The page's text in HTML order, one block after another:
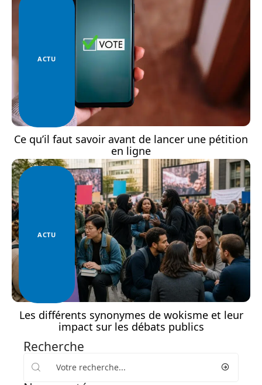
ACTU
Ce qu’il faut savoir avant de lancer une pétition
en ligne
ACTU
Les différents synonymes de wokisme et leur
impact sur les débats publics
Recherche